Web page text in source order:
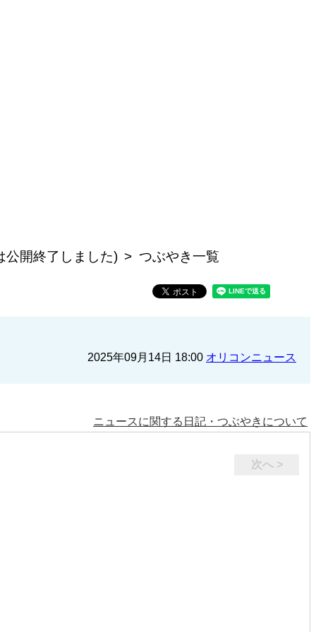
公開終了しました) つぶやき一覧
2025年09月14日 18:00 オリコンニュース
ニュースに関する日記・つぶやきについて
次へ >